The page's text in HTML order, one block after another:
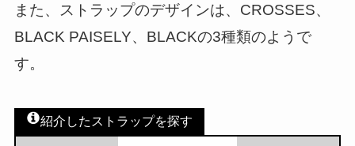
また、ストラップのデザインは、CROSSES、
BLACK PAISELY、BLACKの3種類のようで
す。
紹介したストラップを探す